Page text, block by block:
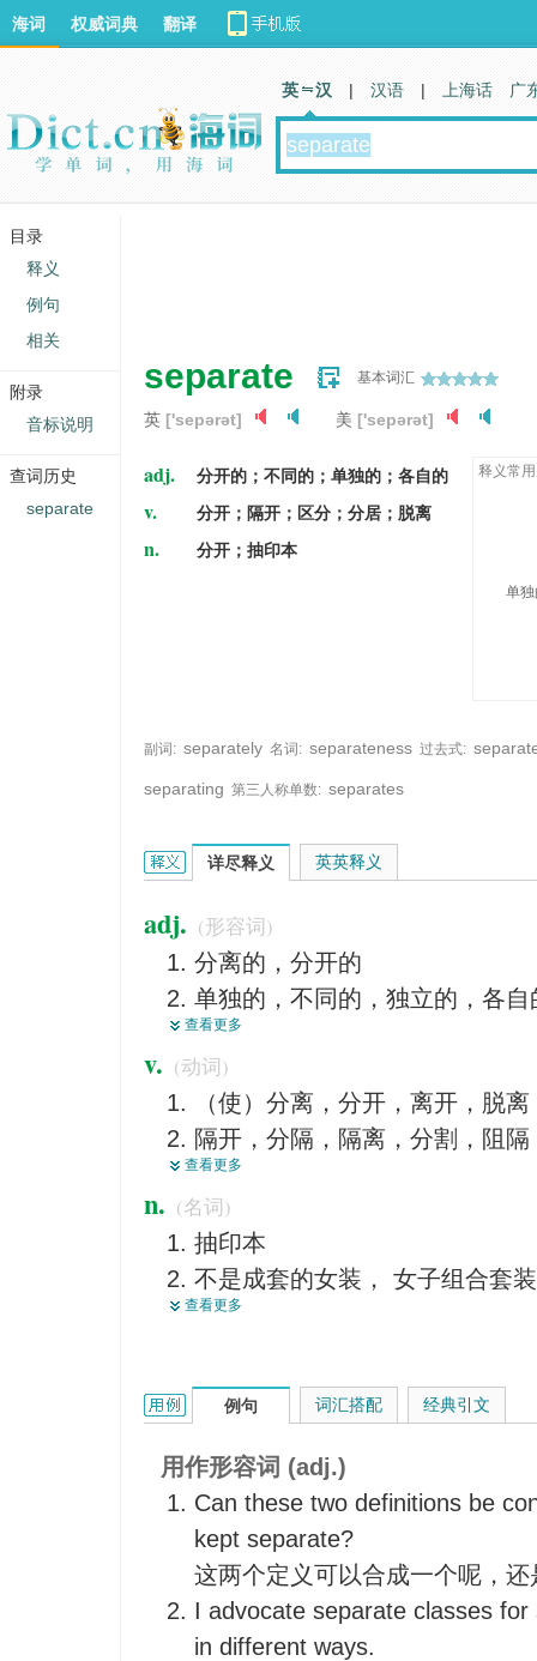
separate 基本词汇
英 ['sepərət] 美 ['sepərət]
adj. 分开的；不同的；单独的；各自的
v. 分开；隔开；区分；分居；脱离
n. 分开；抽印本
释义常
单
副词: separately 名词: separateness 过去式:
separating 第三人称单数: separates
separate的英文翻译是什么意思，词典释义与在线
详尽释义
adj. (形容词)
分离的，分开的
单独的，不同的，独立的，各自
不相连的，不相关的
分别开的
分居的
离开肉体的
查看更多
v. (动词)
（使）分离，分开，离开，脱
隔开，分隔，隔离，分割，阻隔
（使）分散，解散
使疏远
分手，分道扬镳
区别，区分，划分，识别，分别
析出，离析， 从...中提取
（使）分居
查看更多
n. (名词)
抽印本
不是成套的女装， 女子组合套装
单行本
分开
查看更多
英英释义
separate的用法和样例：
例句
用作形容词 (adj.)
Can these two definitions be
kept separate?
这两个定义可以合成一个呢，
I advocate separate classes
in different ways.
词汇搭配 经典引文
海词 权威词典 翻译
英 汉 | 汉语 | 上海话 广
目录
释义
例句
相关
附录
音标说明
查词历史
separate